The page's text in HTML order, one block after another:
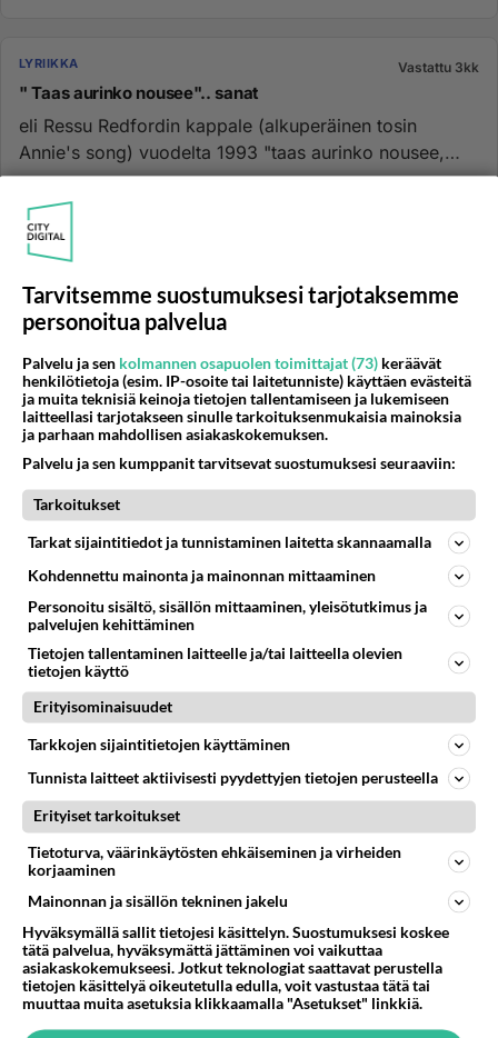
LYRIIKKA Vastattu 3kk
" Taas aurinko nousee".. sanat
eli Ressu Redfordin kappale (alkuperäinen tosin
Annie's song) vuodelta 1993 "taas aurinko nousee,
olet virtaa ja voima...
28.08.2004 15:09
Kingston Wall
Osaisiko joku kertoa mitä Kingston Wallin tunnettu biisi
Stuldt Håjt oikeastaan tarkoittaa, siis tuo biisin nimi?
Olen y...
29.07.2007 21:20 24 9676
LYRIIKKA Vastattu 4kk
Tiskarin polkan sanat kokonaan?
Kuuntelin pari viikkoa sitten Johanna Iivanaisen
esittävän Hiski Salomaan iki-ihanan klassikkon (tosi
hauska!), ja halui...
UPDATE_8366287
16.07.2008 07:01
LYRIIKKA
sonnit pois - sonnienergiaa
jos joku tietää tai muistaa ton kappaleen sanat mitkä
on otsikossa ni vastauksia tänne KIITOS!!...
26.03.2005 23:03
Tarvitsemme suostumuksesi tarjotaksemme
personoitua palvelua
Palvelu ja sen kolmannen osapuolen toimittajat (73) keräävät
henkilötietoja (esim. IP-osoite tai laitetunniste) käyttäen evästeitä
ja muita teknisiä keinoja tietojen tallentamiseen ja lukemiseen
laitteellasi tarjotakseen sinulle tarkoituksenmukaisia mainoksia
ja parhaan mahdollisen asiakaskokemuksen.
Palvelu ja sen kumppanit tarvitsevat suostumuksesi seuraaviin:
Tarkoitukset
Tarkat sijaintitiedot ja tunnistaminen laitetta skannaamalla
Kohdennettu mainonta ja mainonnan mittaaminen
Personoitu sisältö, sisällön mittaaminen, yleisötutkimus ja
palvelujen kehittäminen
Tietojen tallentaminen laitteelle ja/tai laitteella olevien
tietojen käyttö
Erityisominaisuudet
Tarkkojen sijaintitietojen käyttäminen
Tunnista laitteet aktiivisesti pyydettyjen tietojen perusteella
Erityiset tarkoitukset
Tietoturva, väärinkäytösten ehkäiseminen ja virheiden
korjaaminen
Mainonnan ja sisällön tekninen jakelu
Hyväksymällä sallit tietojesi käsittelyn. Suostumuksesi koskee
tätä palvelua, hyväksymättä jättäminen voi vaikuttaa
asiakaskokemukseesi. Jotkut teknologiat saattavat perustella
tietojen käsittelyä oikeutetulla edulla, voit vastustaa tätä tai
muuttaa muita asetuksia klikkaamalla "Asetukset" linkkiä.